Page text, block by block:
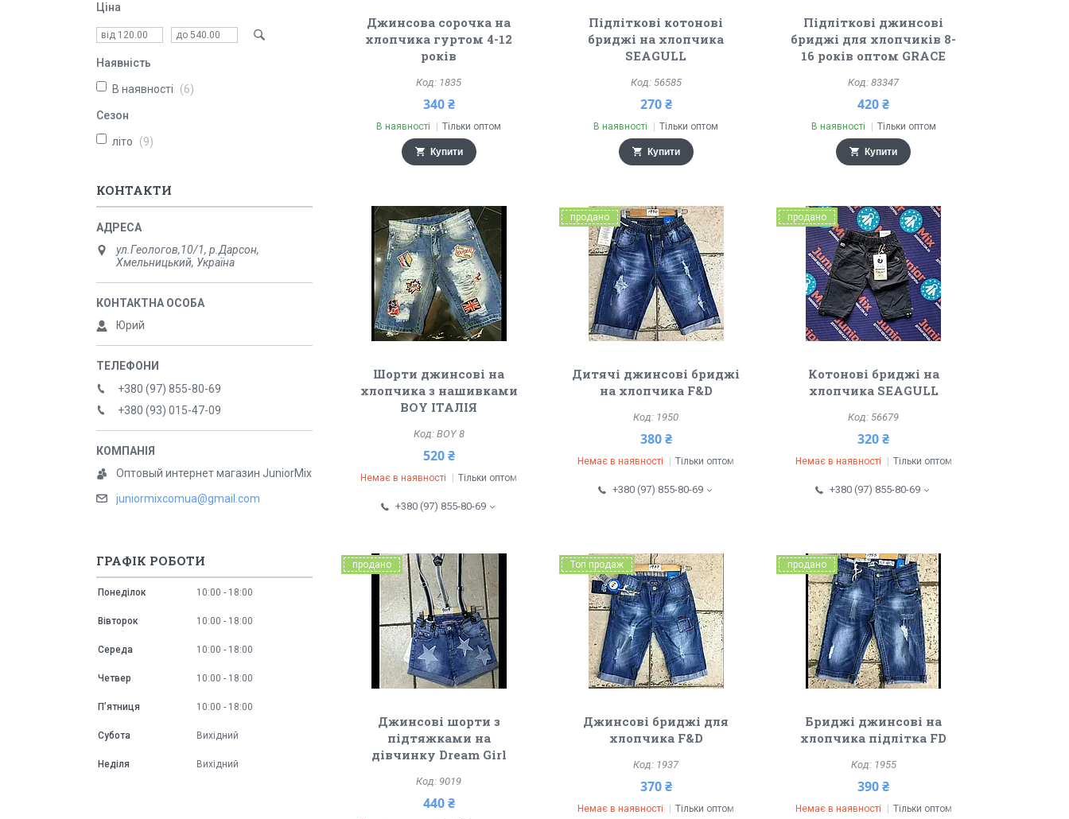
Джинсова сорочка на
хлопчика гуртом 4-12
років
1835
340 ₴
В наявності Тільки оптом
Купити
Підліткові котонові
бриджі на хлопчика
SEAGULL
56585
270 ₴
В наявності Тільки оптом
Купити
Підліткові джинсові
бриджі для хлопчиків 8-
16 років оптом GRACE
83347
420 ₴
В наявності Тільки оптом
Купити
Шорти джинсові на
хлопчика з нашивками
BOY ІТАЛІЯ
BOY 8
520 ₴
Немає в наявності Тільки оптом
+380 (97) 855-80-69
продано
Дитячі джинсові бриджі
на хлопчика F&D
1950
380 ₴
Немає в наявності Тільки оптом
+380 (97) 855-80-69
продано
Котонові бриджі на
хлопчика SEAGULL
56679
320 ₴
Немає в наявності Тільки оптом
+380 (97) 855-80-69
продано
Джинсові шорти з
підтяжками на
дівчинку Dream Girl
9019
440 ₴
Топ продаж
Джинсові бриджі для
хлопчика F&D
1937
370 ₴
Немає в наявності Тільки оптом
продано
Бриджі джинсові на
хлопчика підлітка FD
1955
390 ₴
Немає в наявності Тільки оптом
Ціна
Наявність
В наявності 6
Сезон
літо 9
КОНТАКТИ
ул.Геологов,10/1, р.Дарсон,
Хмельницький, Україна
Юрий
+380 (97) 855-80-69
+380 (93) 015-47-09
Оптовый интернет магазин JuniorMix
juniormixcomua@gmail.com
ГРАФІК РОБОТИ
Понеділок 10:00 18:00
Вівторок 10:00 18:00
Середа 10:00 18:00
Четвер 10:00 18:00
Пʼятниця 10:00 18:00
Субота Вихідний
Неділя Вихідний